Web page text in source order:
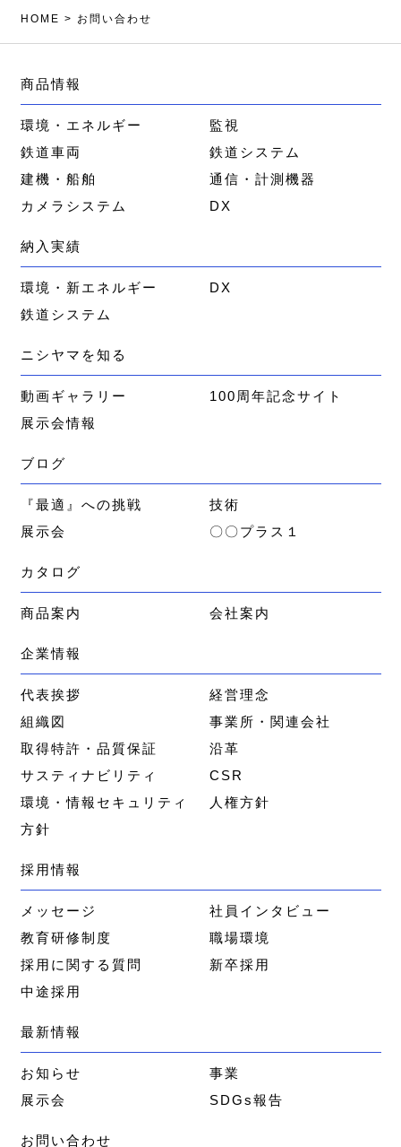
HOME > お問い合わせ
商品情報
環境・エネルギー
監視
鉄道車両
鉄道システム
建機・船舶
通信・計測機器
カメラシステム
DX
納入実績
環境・新エネルギー
DX
鉄道システム
ニシヤマを知る
動画ギャラリー
100周年記念サイト
展示会情報
ブログ
『最適』への挑戦
技術
展示会
〇〇プラス１
カタログ
商品案内 会社案内
企業情報
代表挨拶
経営理念
組織図
事業所・関連会社
取得特許・品質保証
沿革
サスティナビリティ
CSR
環境・情報セキュリティ
方針
人権方針
採用情報
メッセージ
社員インタビュー
教育研修制度
職場環境
採用に関する質問
新卒採用
中途採用
最新情報
お知らせ
事業
展示会
SDGs報告
お問い合わせ